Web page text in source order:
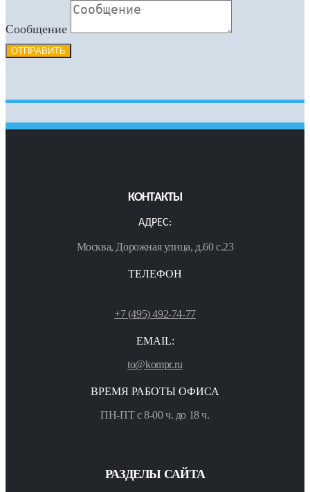
Сообщение
ОТПРАВИТЬ
КОНТАКТЫ
АДРЕС:
Москва, Дорожная улица, д.60 с.23
ТЕЛЕФОН
+7 (495) 492-74-77
EMAIL:
to@kompr.ru
ВРЕМЯ РАБОТЫ ОФИСА
ПН-ПТ с 8-00 ч. до 18 ч.
РАЗДЕЛЫ САЙТА